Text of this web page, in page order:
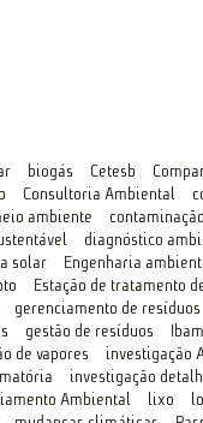
biogás Cetesb
Consultoria Ambiental
ambiente
diagnóstico
solar Engenharia
Estação de tratamento
gerenciamento de resíduos
gestão de resíduos
de vapores
investigação
investigação
Ambiental lixo